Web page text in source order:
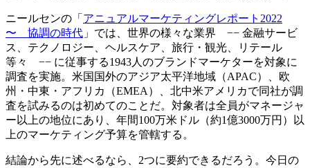
ニールセンの「 アニュアルマーケティングレポート2022
〜 協調の時代 」では、世界の様々な業界 −− 金融サービ
ス、テクノロジー、ヘルスケア、旅行・観光、リテール
等々 −− に従事する1943人のブランドマーケターを対象に
調査を実施。米国国外のアジア太平洋地域（APAC）、欧
州・中東・アフリカ（EMEA）、北中米アメリカで同社が調
査を試みるのは初めてのことだ。対象者は全員がマネージャ
ー以上の地位にあり、年間100万米ドル（約1億3000万円）以
上のマーケティング予算を管轄する。
結論から先に述べるなら、2つに要約できるだろう。今日の